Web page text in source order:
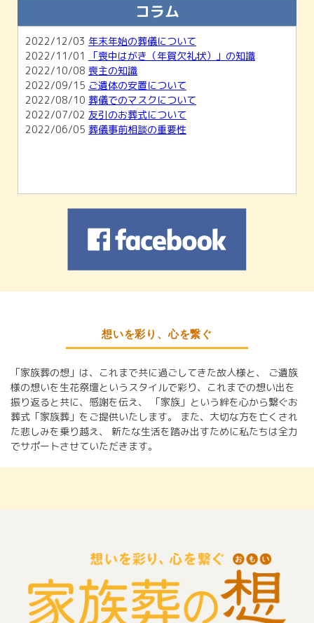
【2月開催】無料相談会＆ホール見学会のご
案内
2026/01/04 1月無料相談会＆ホール見学会のお知らせ
2025/11/30 12月無料相談会＆ホール見学会のお知らせ
コラム
2022/12/03 年末年始の葬儀について
2022/11/01
「喪中はがき（年賀欠礼状）」の知識
2022/10/08 喪主の知識
2022/09/15 ご遺体の安置について
2022/08/10 葬儀でのマスクについて
2022/07/02 友引のお葬式について
2022/06/05 葬儀事前相談の重要性
想いを彩り、心を繋ぐ
「家族葬の想」は、これまで共に過ごしてきた故人様と、
ご遺族
様の想いを生花祭壇というスタイルで彩り、これまでの想い出を
振り返ると共に、感謝を伝え、
「家族」という絆を心から繋ぐお
葬式「家族葬」をご提供いたします。
また、大切な方を亡くされ
た悲しみを乗り越え、
新たな生活を踏み出すために私たちは全力
でサポートさせていただきます。